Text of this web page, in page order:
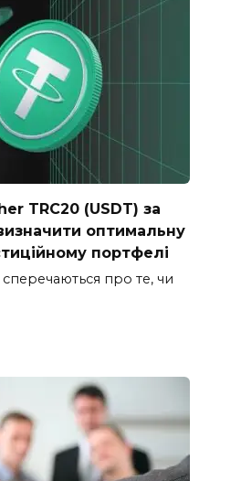
TRC20 (USDT) за
оптимальну
портфелі
сперечаються про те, чи